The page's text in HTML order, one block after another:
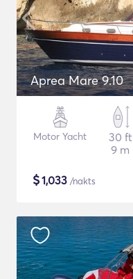
Aprea Mare 9.10
Motor Yacht
30 ft
9 m
$1,033 /nakts